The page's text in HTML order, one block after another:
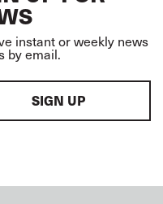
instant or weekly news
by email.
SIGN UP